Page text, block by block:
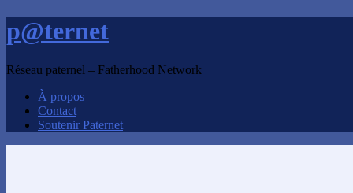
p@ternet
Réseau paternel – Fatherhood Network
À propos
Contact
Soutenir Paternet